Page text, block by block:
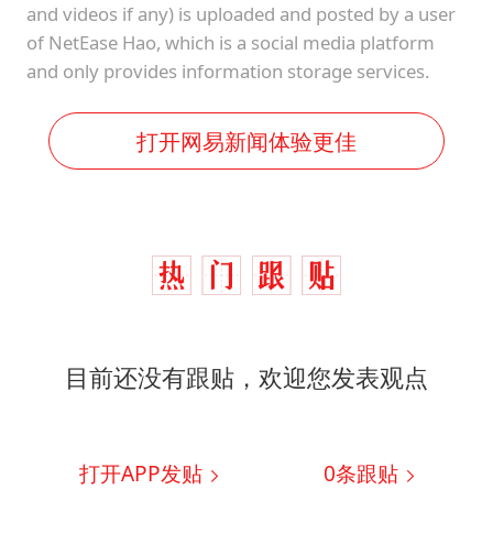
and videos if any) is uploaded and posted by a user
of NetEase Hao, which is a social media platform
and only provides information storage services.
打开网易新闻体验更佳
目前还没有跟贴，欢迎您发表观点
打开APP发贴 0条跟贴